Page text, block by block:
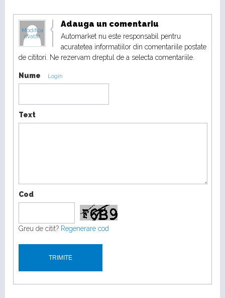
Modifica
avatar
Adauga un comentariu
Automarket nu este responsabil pentru
acuratetea informatiilor din comentariile postate
de cititori. Ne rezervam dreptul de a selecta comentariile.
Nume Login
Text
Cod
Greu de citit? Regenerare cod